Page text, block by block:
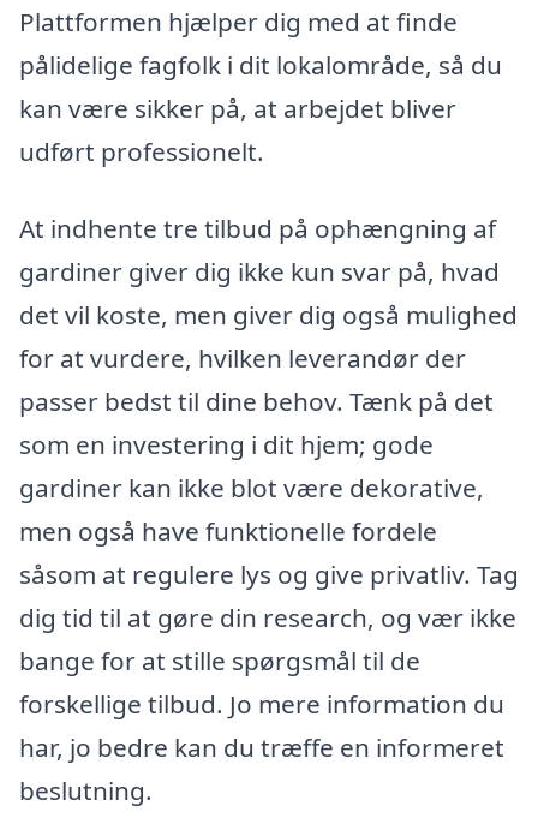
Plattformen hjælper dig med at finde
pålidelige fagfolk i dit lokalområde, så du
kan være sikker på, at arbejdet bliver
udført professionelt.
At indhente tre tilbud på ophængning af
gardiner giver dig ikke kun svar på, hvad
det vil koste, men giver dig også mulighed
for at vurdere, hvilken leverandør der
passer bedst til dine behov. Tænk på det
som en investering i dit hjem; gode
gardiner kan ikke blot være dekorative,
men også have funktionelle fordele
såsom at regulere lys og give privatliv. Tag
dig tid til at gøre din research, og vær ikke
bange for at stille spørgsmål til de
forskellige tilbud. Jo mere information du
har, jo bedre kan du træffe en informeret
beslutning.